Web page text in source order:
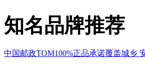
知名品牌推荐
中国邮政TOM100%正品承诺覆盖城乡